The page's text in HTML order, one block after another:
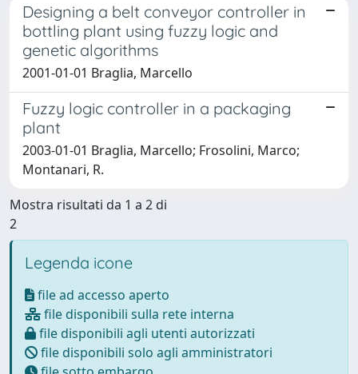
Designing a belt conveyor controller in
bottling plant using fuzzy logic and
genetic algorithms
2001-01-01 Braglia, Marcello
Fuzzy logic controller in a packaging
plant
2003-01-01 Braglia, Marcello; Frosolini, Marco;
Montanari, R.
Mostra risultati da 1 a 2 di
2
Legenda icone
file ad accesso aperto
file disponibili sulla rete interna
file disponibili agli utenti autorizzati
file disponibili solo agli amministratori